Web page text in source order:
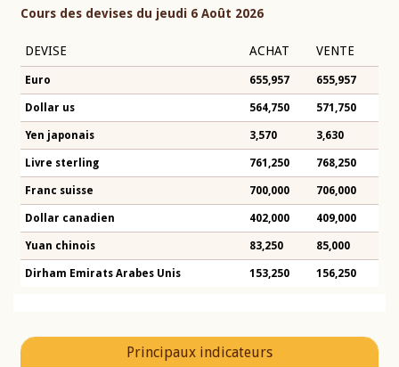
Cours des devises du jeudi 6 Août 2026
DEVISE ACHAT VENTE
Euro 655,957 655,957
Dollar us 564,750 571,750
Yen japonais 3,570 3,630
Livre sterling 761,250 768,250
Franc suisse 700,000 706,000
Dollar canadien 402,000 409,000
Yuan chinois 83,250 85,000
Dirham Emirats Arabes Unis 153,250 156,250
Principaux indicateurs